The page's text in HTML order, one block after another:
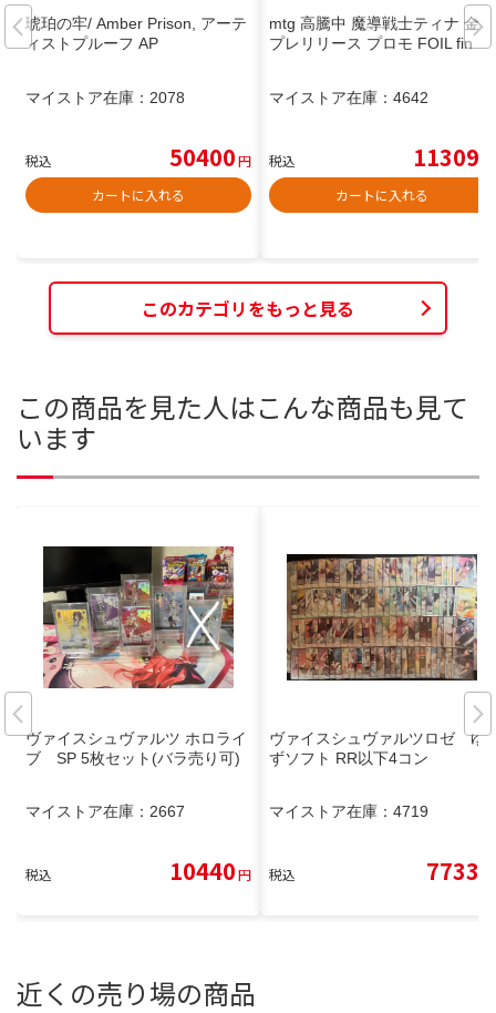
琥珀の牢/ Amber Prison, アーテ
ィストプルーフ AP
マイストア在庫： 2078
税込 50400円
カートに入れる
mtg 高騰中 魔導戦士ティナ 金箔
プレリリース プロモ FOIL fin
マイストア在庫： 4642
税込 11309
カートに入れる
このカテゴリをもっと見る
この商品を見た人はこんな商品も見て
います
ヴァイスシュヴァルツ ホロライ
ブ SP 5枚セット(バラ売り可)
マイストア在庫： 2667
税込 10440円
ヴァイスシュヴァルツロゼ ゆ
ずソフト RR以下4コン
マイストア在庫： 4719
税込 7733
近くの売り場の商品